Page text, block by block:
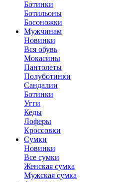
Ботинки
Ботильоны
Босоножки
Мужчинам
Новинки
Вся обувь
Мокасины
Пантолеты
Полуботинки
Сандалии
Ботинки
Угги
Кеды
Лоферы
Кроссовки
Сумки
Новинки
Все сумки
Женская сумка
Мужская сумка